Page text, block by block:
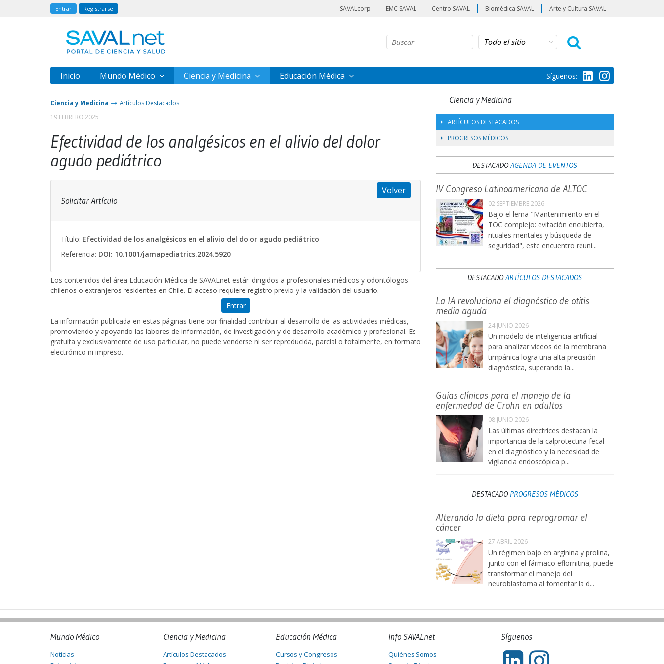
Entrar Registrarse SAVALcorp EMC SAVAL Centro SAVAL Biomédica SAVAL Arte y Cultura SAVAL
Inicio Mundo Médico Ciencia y Medicina Educación Médica Síguenos:
Ciencia y Medicina
Artículos Destacados
19 FEBRERO 2025
Efectividad de los analgésicos en el alivio del dolor
agudo pediátrico
Solicitar Artículo
Volver
Título: Efectividad de los analgésicos en el alivio del dolor agudo pediátrico
Referencia: DOI: 10.1001/jamapediatrics.2024.5920
Los contenidos del área Educación Médica de SAVALnet están dirigidos a profesionales médicos y odontólogos
chilenos o extranjeros residentes en Chile. El acceso requiere registro previo y la validación del usuario.
Entrar
La información publicada en estas páginas tiene por finalidad contribuir al desarrollo de las actividades médicas,
promoviendo y apoyando las labores de información, de investigación y de desarrollo académico y profesional. Es
gratuita y exclusivamente de uso particular, no puede venderse ni ser reproducida, parcial o totalmente, en formato
electrónico ni impreso.
Ciencia y Medicina
ARTÍCULOS DESTACADOS
PROGRESOS MÉDICOS
DESTACADOAGENDA DE EVENTOS
IV Congreso Latinoamericano de ALTOC
02 SEPTIEMBRE 2026
Bajo el lema "Mantenimiento en el
TOC complejo: evitación encubierta,
rituales mentales y búsqueda de
seguridad", este encuentro reuni...
DESTACADOARTÍCULOS DESTACADOS
La IA revoluciona el diagnóstico de otitis
media aguda
24 JUNIO 2026
Un modelo de inteligencia artificial
para analizar vídeos de la membrana
timpánica logra una alta precisión
diagnóstica, superando la...
Guías clínicas para el manejo de la
enfermedad de Crohn en adultos
08 JUNIO 2026
Las últimas directrices destacan la
importancia de la calprotectina fecal
en el diagnóstico y la necesidad de
vigilancia endoscópica p...
DESTACADO PROGRESOS MÉDICOS
Alterando la dieta para reprogramar el
cáncer
27 ABRIL 2026
Un régimen bajo en arginina y prolina,
junto con el fármaco eflornitina, puede
transformar el manejo del
neuroblastoma al fomentar la d...
Mundo Médico
Noticias
Ciencia y Medicina
Artículos Destacados
Educación Médica
Cursos y Congresos
Info SAVALnet
Quiénes Somos
Síguenos